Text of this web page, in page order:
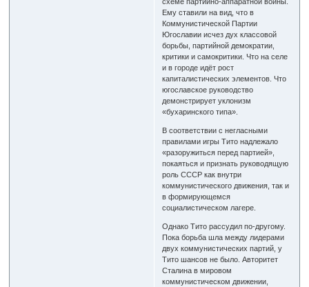
Ему ставили на вид, что в
Коммунистической Партии
Югославии исчез дух классовой
борьбы, партийной демократии,
критики и самокритики. Что на селе
и в городе идёт рост
капиталистических элементов. Что
югославское руководство
демонстрирует уклонизм
«бухаринского типа».
В соответствии с негласными
правилами игры Тито надлежало
«разоружиться перед партией»,
покаяться и признать руководящую
роль СССР как внутри
коммунистического движения, так и
в формирующемся
социалистическом лагере.
Однако Тито рассудил по-другому.
Пока борьба шла между лидерами
двух коммунистических партий, у
Тито шансов не было. Авторитет
Сталина в мировом
коммунистическом движении,